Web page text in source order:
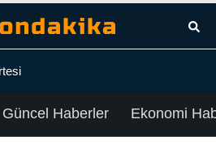
Güncel Haberler Ekonomi